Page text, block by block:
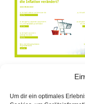
Um dir ein optimales
Schlagwörter
Inflation,tegut,